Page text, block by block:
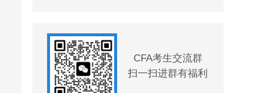
CFA考生交流群
扫一扫进群有福利